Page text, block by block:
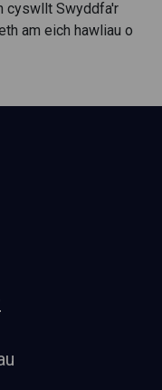
cyswllt Swyddfa'r
am eich hawliau o